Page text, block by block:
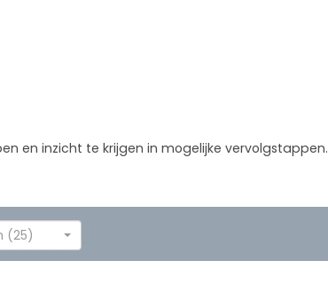
en inzicht te krijgen in mogelijke vervolgstappen.
(25)